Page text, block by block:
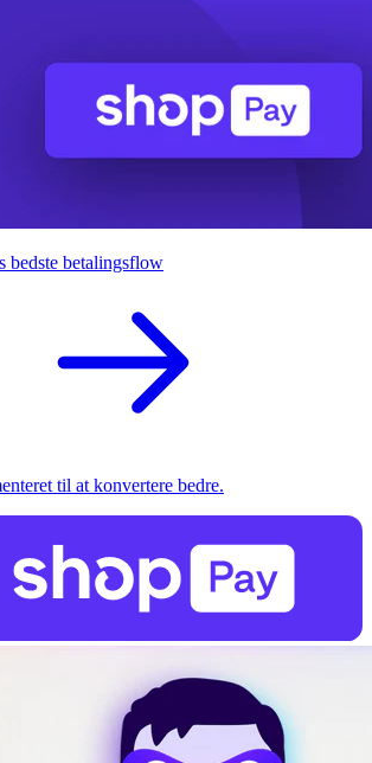
bedste betalingsflow
til at konvertere bedre.